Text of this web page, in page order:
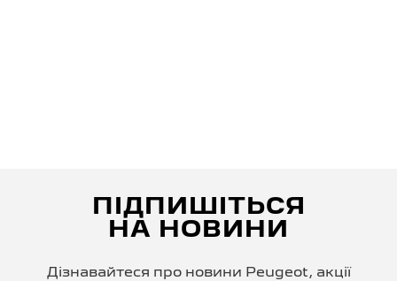
ПІДПИШІТЬСЯ
НА НОВИНИ
Дізнавайтеся про новини Peugeot, акції